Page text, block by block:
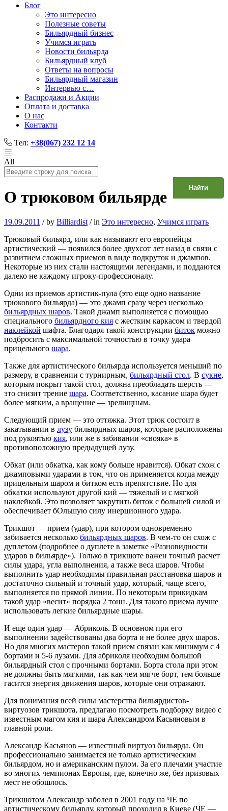
Блог
Это интересно
Полезные советы
Бильярдный бизнес
Учимся играть
Новости бильярда
Бильярдный клуб
Ответы на вопросы
Бильярдный магазин
Интервью с…
Распродажи и Акции
Оплата и доставка
О нас
Контакти
Тел: +38(067) 232 12 14
All
Найти
О трюковом бильярде
19.09.2011 /by Billiardist/in Это интересно, Учимся играть
Трюковый бильярд, или как называют его европейцы
артистический — появился более двухсот лет назад в связи с
развитием сложных приемов в виде подкруток и джампов.
Некоторые из них стали настоящими легендами, и поддаются
далеко не каждому игроку-профессионалу.
Одни из приемов артистик-пула (это еще одно название
трюкового бильярда) — это джамп сразу через несколько
бильярдных шаров. Такой джамп выполняется с помощью
специального бильярдного кия с жестким каркасом и твердой
наклейкой шафта. Благодаря такой конструкции биток можно
подбросить с максимальной точностью в точку удара
прицельного шара.
Также для артистического бильярда используется меньший по
размеру, в сравнении с турнирным, бильярдный стол. В сукне,
которым покрыт такой стол, должна преобладать шерсть —
это снизит трение шара. Соответственно, касание шара будет
более мягким, а вращение — зрелищным.
Следующий прием — это оттяжка. Этот трюк состоит в
закатывании в лузу бильярдных шаров, которые расположены
под рукоятью кия, или же в забивании «свояка» в
противоположную предыдущей лузу.
Обкат (или обкатка, как кому больше нравится). Обкат схож с
джамповыми ударами в том, что он применяется когда между
прицельным шаром и битком есть препятствие. Но для
обкатки используют другой кий — тяжелый и с мягкой
наклейкой. Это позволяет закрутить биток с большей силой и
обеспечивает бОльшую силу инерционного удара.
Трикшот — прием (удар), при котором одновременно
забивается несколько бильярдных шаров. В чем-то он схож с
дуплетом (подробнее о дуплете в заметке «Разновидности
ударов в бильярде»). Только в трикшоте важен точный расчет
силы удара, угла выполнения, а также веса шаров. Чтобы
выполнить удар необходимы правильная расстановка шаров и
достаточно сильный и точный удар, который, чаще всего,
выполняется по прямой линии. По некоторым прикидкам
такой удар «весит» порядка 2 тонн. Для такого приема лучше
использовать легкие бильярдные шары.
И еще один удар — Абриколь. В основном при его
выполнении задействованы два борта и не более двух шаров.
Но для многих мастеров такой прием связан как минимум с 4
бортами и 5-6 лузами. Для абриколя необходим большой
бильярдный стол с прочными бортами. Борта стола при этом
не должны быть мягкими, так как чем мягче борт, тем больше
гасится энергия движения шаров, которые они отражают.
Для понимания всей силы мастерства бильярдистов-
виртуозов трикшота, предлагаю посмотреть подборку видео с
известным магом кия и шара Александром Касьяновым в
главной роли.
Александр Касьянов — известный виртуоз бильярда. Он
профессионально занимается не только артистическим
бильярдом, но и американским пулом. За его плечами участие
во многих чемпионах Европы, где, конечно же, без призовых
мест не обошлось.
Трикшотом Александр заболел в 2001 году на ЧЕ по
артистическому бильярду, который проходил в Киеве (ЧЕ —